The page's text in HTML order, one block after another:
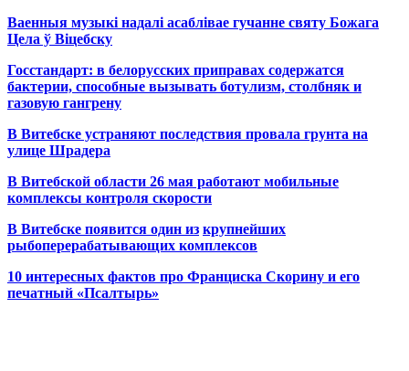
Ваенныя музыкі надалі асаблівае гучанне святу Божага
Цела ў Віцебску
Госстандарт: в белорусских приправах содержатся
бактерии, способные вызывать ботулизм, столбняк и
газовую гангрену
В Витебске устраняют последствия провала грунта на
улице Шрадера
В Витебской области 26 мая работают мобильные
комплексы контроля скорости
В Витебске появится один из крупнейших
рыбоперерабатывающих комплексов
10 интересных фактов про Франциска Скорину и его
печатный «Псалтырь»